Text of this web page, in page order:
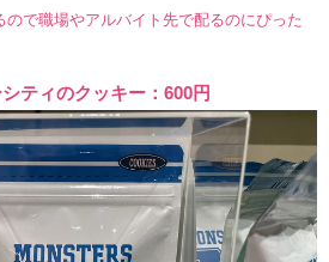
で職場やアルバイト先で配るのにぴった
ティのクッキー：600円